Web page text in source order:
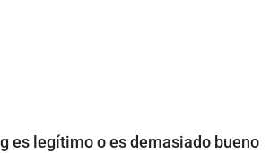
es legítimo o es demasiado bueno